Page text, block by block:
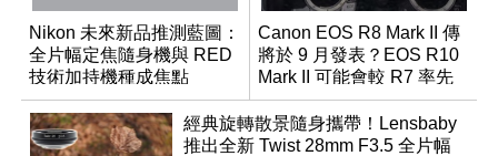
Nikon 未來新品推測藍圖：
全片幅定焦隨身機與 RED
技術加持機種成焦點
Canon EOS R8 Mark II 傳
將於 9 月發表？EOS R10
Mark II 可能會較 R7 率先
推出
經典旋轉散景隨身攜帶！Lensbaby
推出全新 Twist 28mm F3.5 全片幅